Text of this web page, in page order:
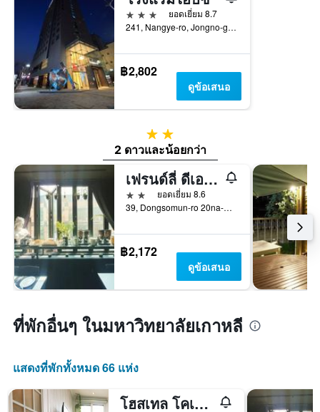
3 ดาว
ยอดเยี่ยม 8.7
241, Nangye-ro, Jongno-gu, โซล, เกาหลีใต้
฿2,802
ดูข้อเสนอ
2 ดาว
2 ดาวและน้อยกว่า
เฟรนด์ลี่ ดีเอช แนสซองซ์ โฮเทล บาย มินดรัม กรุ๊ป
2 ดาว
ยอดเยี่ยม 8.6
39, Dongsomun-ro 20na-Gil, โซล, เกาหลีใต้
฿2,172
ดูข้อเสนอ
ที่พักอื่นๆ ในมหาวิทยาลัยเกาหลี
แสดงที่พักทั้งหมด 66 แห่ง
โฮสเทล โคเรีย ออริจินัล